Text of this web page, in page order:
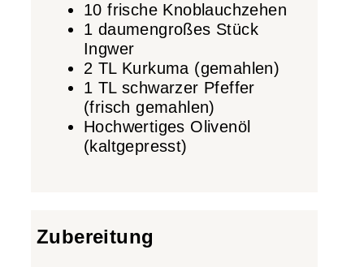
10 frische Knoblauchzehen
1 daumengroßes Stück
Ingwer
2 TL Kurkuma (gemahlen)
1 TL schwarzer Pfeffer
(frisch gemahlen)
Hochwertiges Olivenöl
(kaltgepresst)
Zubereitung